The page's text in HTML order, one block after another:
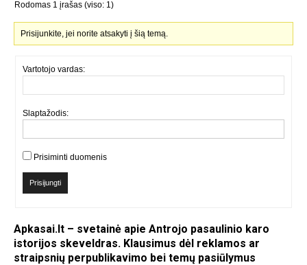
Rodomas 1 įrašas (viso: 1)
Prisijunkite, jei norite atsakyti į šią temą.
Vartotojo vardas:
Slaptažodis:
Prisiminti duomenis
Prisijungti
Apkasai.lt – svetainė apie Antrojo pasaulinio karo
istorijos skeveldras. Klausimus dėl reklamos ar
straipsnių perpublikavimo bei temų pasiūlymus